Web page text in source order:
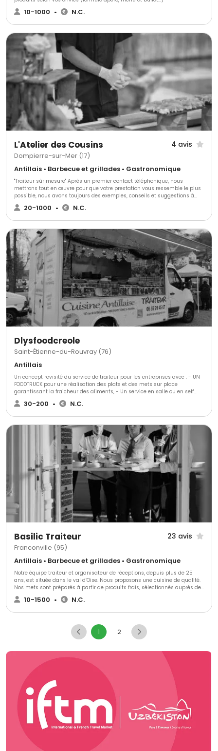
10-1000 • N.C.
L'Atelier des Cousins 4 avis
Dompierre-sur-Mer (17)
Antillais • Barbecue et grillades • Gastronomique
"Traiteur sûr mesure" Après un premier contact téléphonique, nous
mettrons tout en œuvre pour que votre prestation vous ressemble le plus
possible, nous avons toujours des exemples, conseils et suggestions à
vous apporter, mais le principe de notre service traiteur sur mesure est
que nous nous adapterons au mieux à vos demandes et au lieu de
suggestions et modifications nécessaires . Nous nous efforçons de
travailler des produits frais et de saison. La filière locale est favorisée
autant que possible.
20-1000 • N.C.
Dlysfoodcreole
Saint-Étienne-du-Rouvray (76)
Antillais
Un concept revisité du service de traiteur pour les entreprises avec : - UN
FOODTRUCK pour une réalisation des plats et des mets sur place
garantissant la fraicheur des aliments, - Un service en salle ou en self
pour la rapidité et l efficacité , - Une prestation dans un cadre et décors
exotique . - Une cuisine des Antilles avec des produits de qualité
30-200 • N.C.
Basilic Traiteur 23 avis
Franconville (95)
Antillais • Barbecue et grillades • Gastronomique
Notre équipe traiteur et organisateur de réceptions, depuis plus de 25
ans, est située dans le val d’Oise. Nous proposons une cuisine de qualité.
Nos mets sont préparés à partir de produits frais, sélectionnés auprès de
nos fournisseurs. Notre pâtissier est Meilleur Ouvrier de France. Nos
accords mets et vins ont été établis par un meilleur sommelier de France
10-1500 • N.C.
1 2